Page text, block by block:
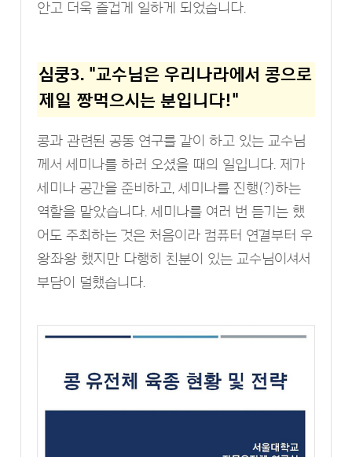
안고 더욱 즐겁게 일하게 되었습니다.
심쿵3. "교수님은 우리나라에서 콩으로
제일 짱먹으시는 분입니다!"
콩과 관련된 공동 연구를 같이 하고 있는 교수님
께서 세미나를 하러 오셨을 때의 일입니다. 제가
세미나 공간을 준비하고, 세미나를 진행(?)하는
역할을 맡았습니다. 세미나를 여러 번 듣기는 했
어도 주최하는 것은 처음이라 컴퓨터 연결부터 우
왕좌왕 했지만 다행히 친분이 있는 교수님이셔서
부담이 덜했습니다.